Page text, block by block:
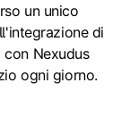
un unico
di
Nexudus
ogni giorno.